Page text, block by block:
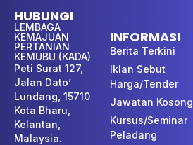
HUBUNGI
LEMBAGA
KEMAJUAN
PERTANIAN
KEMUBU (KADA)
Peti Surat 127,
Jalan Dato’
Lundang, 15710
Kota Bharu,
Kelantan,
Malaysia.
INFORMASI
Berita Terkini
Iklan Sebut
Harga/Tender
Jawatan Kosong
Kursus/Seminar
Peladang